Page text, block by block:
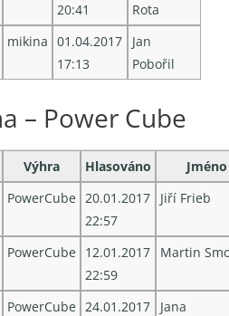
20:41
Rota
mikina 01.04.2017
17:13
Jan
Pobořil
– Power Cube
Výhra Hlasováno
Jméno
PowerCube 20.01.2017
22:57
Jiří Frieb
PowerCube 12.01.2017
22:59
Martin
PowerCube 24.01.2017
Jana